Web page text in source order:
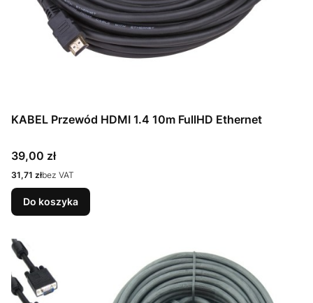
KABEL Przewód HDMI 1.4 10m FullHD Ethernet
Cena
39,00 zł
Cena
31,71 złbez VAT
Do koszyka